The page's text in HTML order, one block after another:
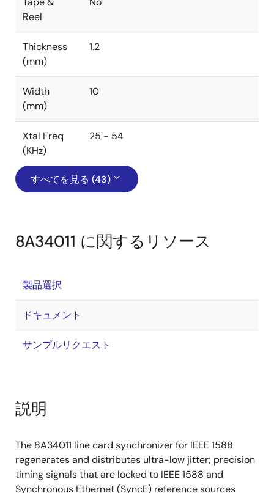
Reel
Thickness
(mm)
1.2
Width
(mm)
10
Xtal Freq
(KHz)
25 - 54
すべてを見る (43)
8A34011 に関するリソース
製品選択
ドキュメント
サンプルリクエスト
説明
The 8A34011 line card synchronizer for IEEE 1588
regenerates and distributes ultra-low jitter; precision
timing signals that are locked to IEEE 1588 and
Synchronous Ethernet (SyncE) reference sources